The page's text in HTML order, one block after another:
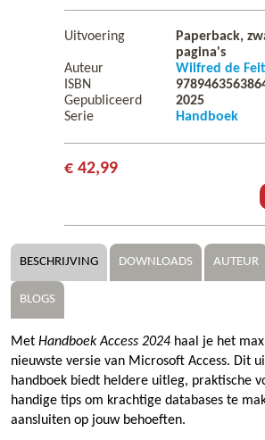
Uitvoering Paperback,
pagina's
Auteur
Wilfred de
ISBN
Gepubliceerd
2025
Serie
Handboek
€ 42,99
BESCHRIJVING DOWNLOADS AUTEUR
BLOGS
Met Handboek Access 2024 haal je het
nieuwste versie van Microsoft Access. Dit
handboek biedt heldere uitleg, praktische
handige tips om krachtige databases te
aansluiten op jouw behoeften.